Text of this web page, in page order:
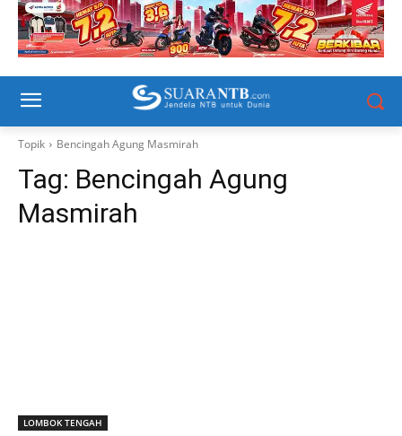
Topik Bencingah Agung Masmirah
Tag: Bencingah Agung
Masmirah
LOMBOK TENGAH